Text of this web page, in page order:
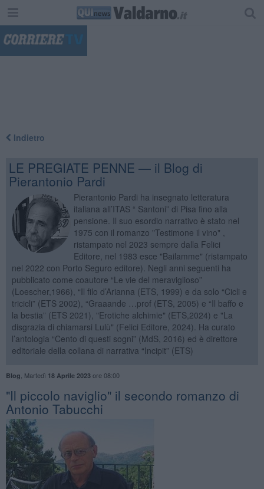
Indietro
LE PREGIATE PENNE — il Blog di
Pierantonio Pardi
Pierantonio Pardi ha insegnato letteratura
italiana all’ITAS “ Santoni” di Pisa fino alla
pensione. Il suo esordio narrativo è stato nel
1975 con il romanzo "Testimone il vino" ,
ristampato nel 2023 sempre dalla Felici
Editore, nel 1983 esce "Bailamme" (ristampato
nel 2022 con Porto Seguro editore). Negli anni seguenti ha
pubblicato come coautore “Le vie del meraviglioso”
(Loescher,1966), “Il filo d’Arianna (ETS, 1999) e da solo “Cicli e
tricicli” (ETS 2002), “Graaande …prof (ETS, 2005) e “Il baffo e
la bestia” (ETS 2021), "Erotiche alchimie" (ETS,2024) e "La
disgrazia di chiamarsi Lulù" (Felici Editore, 2024). Ha curato
l’antologia “Cento di questi sogni” (MdS, 2016) ed è direttore
editoriale della collana di narrativa “Incipit” (ETS)
Blog Martedì 18 Aprile 2023ore 08:00
​"Il piccolo naviglio" il secondo romanzo di
Antonio Tabucchi